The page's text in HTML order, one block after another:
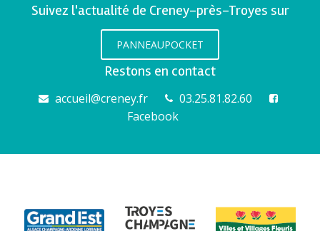
Suivez l'actualité de Creney-près-Troyes sur
PANNEAUPOCKET
Restons en contact
accueil@creney.fr
03.25.81.82.60
Facebook